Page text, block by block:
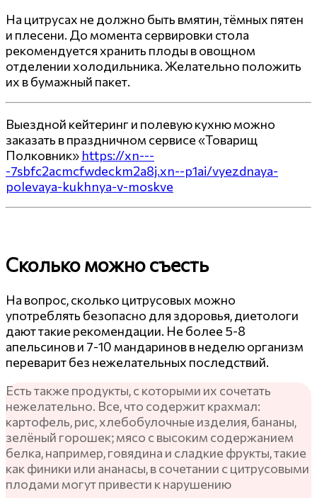
На цитрусах не должно быть вмятин, тёмных пятен
и плесени. До момента сервировки стола
рекомендуется хранить плоды в овощном
отделении холодильника. Желательно положить
их в бумажный пакет.
Выездной кейтеринг и полевую кухню можно
заказать в праздничном сервисе «Товарищ
Полковник» https://xn---
-7sbfc2acmcfwdeckm2a8j.xn--p1ai/vyezdnaya-
polevaya-kukhnya-v-moskve
Сколько можно съесть
На вопрос, сколько цитрусовых можно
употреблять безопасно для здоровья, диетологи
дают такие рекомендации. Не более 5-8
апельсинов и 7-10 мандаринов в неделю организм
переварит без нежелательных последствий.
Есть также продукты, с которыми их сочетать
нежелательно. Все, что содержит крахмал:
картофель, рис, хлебобулочные изделия, бананы,
зелёный горошек; мясо с высоким содержанием
белка, например, говядина и сладкие фрукты, такие
как финики или ананасы, в сочетании с цитрусовыми
плодами могут привести к нарушению